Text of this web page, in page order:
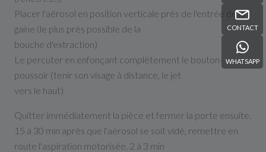
CONTACT
WHATSAPP
Placer l'aérosol en position verticale près de l'entrée de la
gaine (le plus près possible de la
bouche d'extraction)
Le percuter en enfonçant complètement le bouton-
poussoir (tenir son visage à distance, le jet
vers le haut)
Quitter immédiatement la pièce et fermer la porte ensuite.
15 à 30 min après que l'aérosol se soit vidé, remettre en
route l'aspiration motorisée. 2 à 3 min